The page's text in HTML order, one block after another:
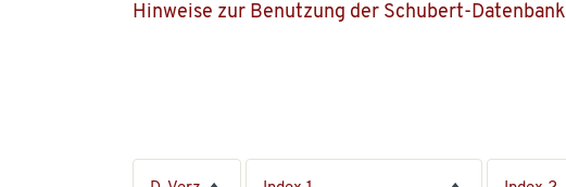
Hinweise zur Benutzung der Schubert-Datenbank